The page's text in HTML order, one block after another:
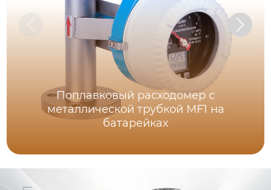
Поплавковый расходомер с
металлической трубкой MF1 на
батарейках